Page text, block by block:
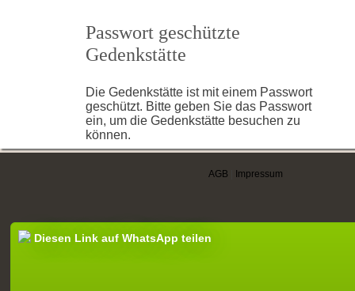
Passwort geschützte
Gedenkstätte
Die Gedenkstätte ist mit einem Passwort
geschützt. Bitte geben Sie das Passwort
ein, um die Gedenkstätte besuchen zu
können.
AGB Impressum
Diesen Link auf WhatsApp teilen